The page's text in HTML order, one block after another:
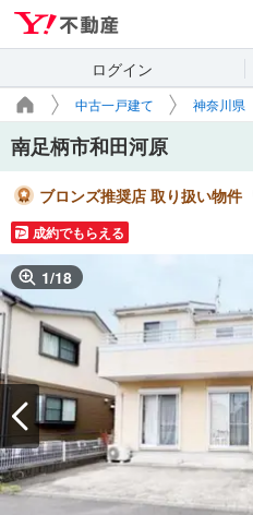
ログイン
中古一戸建て 神奈川県
南足柄市和田河原
ブロンズ推奨店 取り扱い物件
成約でもらえる
1/18